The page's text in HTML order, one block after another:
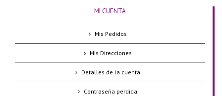
MI CUENTA
Mis Pedidos
Mis Direcciones
Detalles de la cuenta
Contraseña perdida